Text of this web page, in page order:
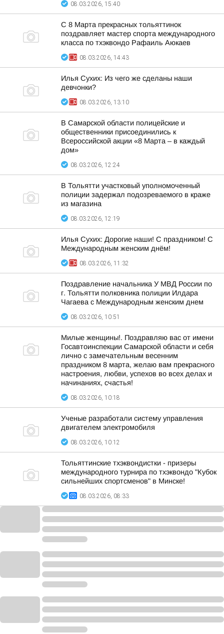
08.03.2026, 15:40
С 8 Марта прекрасных тольяттинок
поздравляет мастер спорта международного
класса по тхэквондо Рафаиль Аюкаев
08.03.2026, 14:43
Илья Сухих: Из чего же сделаны наши
девчонки?
08.03.2026, 13:10
В Самарской области полицейские и
общественники присоединились к
Всероссийской акции «8 Марта – в каждый
дом»
08.03.2026, 12:24
В Тольятти участковый уполномоченный
полиции задержал подозреваемого в краже
из магазина
08.03.2026, 12:19
Илья Сухих: Дорогие наши! С праздником! С
Международным женским днём!
08.03.2026, 11:32
Поздравление начальника У МВД России по
г. Тольятти полковника полиции Илдара
Чагаева с Международным женским днем
08.03.2026, 10:51
Милые женщины!. Поздравляю вас от имени
Госавтоинспекции Самарской области и себя
лично с замечательным весенним
праздником 8 марта, желаю вам прекрасного
настроения, любви, успехов во всех делах и
начинаниях, счастья!
08.03.2026, 10:18
Ученые разработали систему управления
двигателем электромобиля
08.03.2026, 10:12
Тольяттинские тхэквондистки - призеры
международного турнира по тхэквондо "Кубок
сильнейших спортсменов" в Минске!
08.03.2026, 08:33